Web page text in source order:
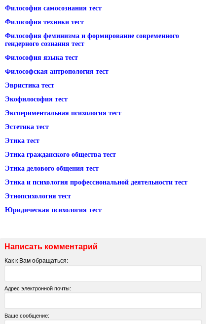
Философия самосознания тест
Философия техники тест
Философия феминизма и формирование современного
гендерного сознания тест
Философия языка тест
Философская антропология тест
Эвристика тест
Экофилософия тест
Экспериментальная психология тест
Эстетика тест
Этика тест
Этика гражданского общества тест
Этика делового общения тест
Этика и психология профессиональной деятельности тест
Этнопсихология тест
Юридическая психология тест
Написать комментарий
Как к Вам обращаться:
Адрес электронной почты:
Ваше сообщение: